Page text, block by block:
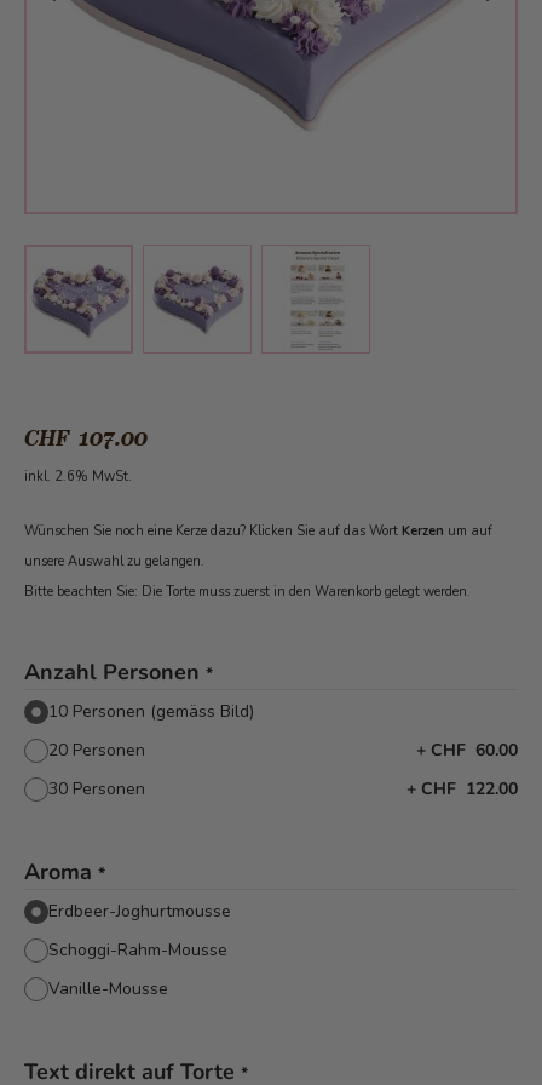
View larger imageView larger imageView larger image
CHF 107.00
inkl. 2.6% MwSt.
Wünschen Sie noch eine Kerze dazu? Klicken Sie auf das Wort Kerzen um auf
unsere Auswahl zu gelangen.
Bitte beachten Sie: Die Torte muss zuerst in den Warenkorb gelegt werden.
Anzahl Personen *
10 Personen (gemäss Bild)
20 Personen
+ CHF 60.00
30 Personen
+ CHF 122.00
Aroma *
Erdbeer-Joghurtmousse
Schoggi-Rahm-Mousse
Vanille-Mousse
Text direkt auf Torte *